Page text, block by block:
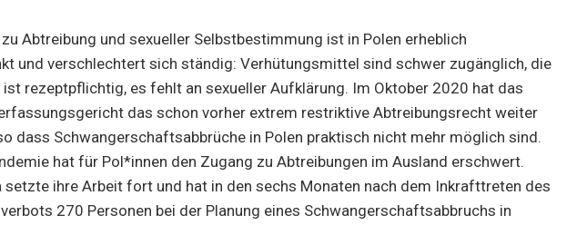
Abtreibung und sexueller Selbstbestimmung ist in Polen erheblich
und verschlechtert sich ständig: Verhütungsmittel sind schwer zugänglich, die
ist rezeptpflichtig, es fehlt an sexueller Aufklärung. Im Oktober 2020 hat das
das schon vorher extrem restriktive Abtreibungsrecht weiter
dass Schwangerschaftsabbrüche in Polen praktisch nicht mehr möglich sind.
hat für Pol*innen den Zugang zu Abtreibungen im Ausland erschwert.
setzte ihre Arbeit fort und hat in den sechs Monaten nach dem Inkrafttreten des
270 Personen bei der Planung eines Schwangerschaftsabbruchs in